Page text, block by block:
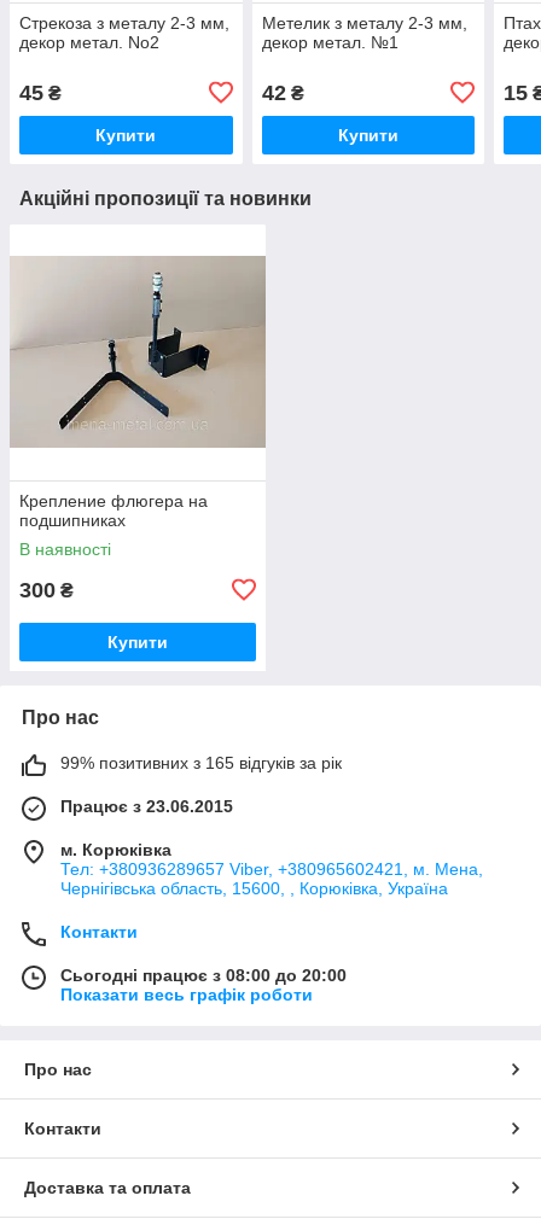
Стрекоза з металу 2-3 мм,
декор метал. No2
45 ₴
Купити
Метелик з металу 2-3 мм,
декор метал. №1
42₴
Купити
15
Акційні пропозиції та новинки
Крепление флюгера на
подшипниках
В наявності
300 ₴
Купити
Про нас
99% позитивних з 165 відгуків за рік
Працює з 23.06.2015
м. Корюківка
Тел: +380936289657 Viber, +380965602421, м. Мена,
Чернігівська область, 15600, , Корюківка, Україна
Контакти
Сьогодні працює з 08:00 до 20:00
Показати весь графік роботи
Про нас
Контакти
Доставка та оплата